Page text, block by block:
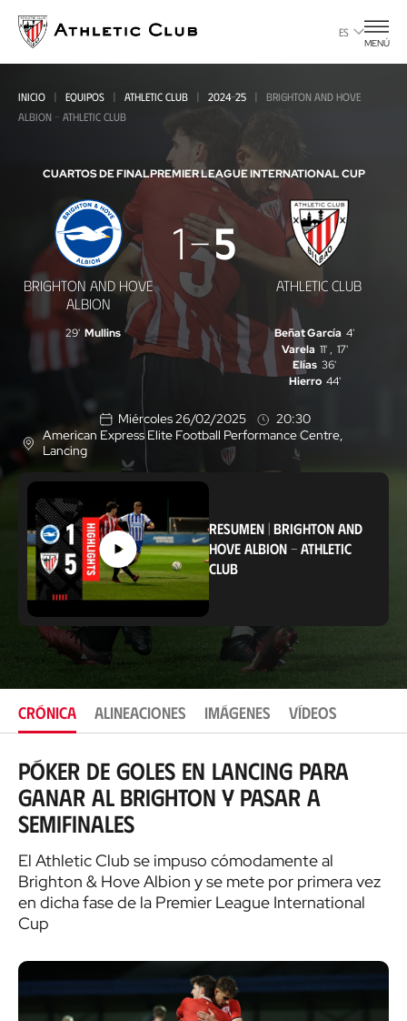
contenido
principal
ES
MENÚ
INICIO EQUIPOS ATHLETIC CLUB 2024-25
BRIGHTON AND HOVE
ALBION - ATHLETIC CLUB
CUARTOS DE FINALPREMIER LEAGUE INTERNATIONAL CUP
Brighton
and
Hove
Albion
Athletic
BRIGHTON AND HOVE
ALBION
1 5
ATHLETIC CLUB
29' Mullins Beñat García 4'
Varela 11' , 17'
Elías 36'
Hierro 44'
Miércoles 26/02/2025
20:30
i
c
i
ó
n
American Express Elite Football Performance Centre
Lancing
RESUMEN| BRIGHTON AND
HOVE ALBION- ATHLETIC
CLUB
CRÓNICA ALINEACIONES IMÁGENES VÍDEOS
Póker de goles en Lancing para
ganar al Brighton y pasar a
semifinales
El Athletic Club se impuso cómodamente al
Brighton & Hove Albion y se mete por primera vez
en dicha fase de la Premier League International
Cup